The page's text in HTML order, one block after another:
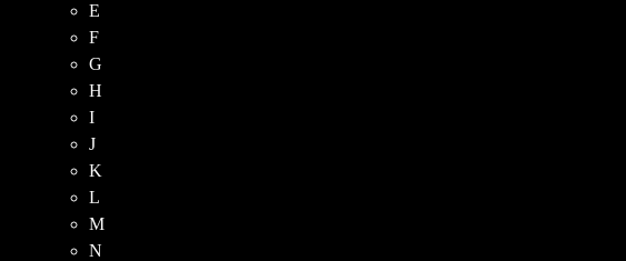
E
F
G
H
I
J
K
L
M
N